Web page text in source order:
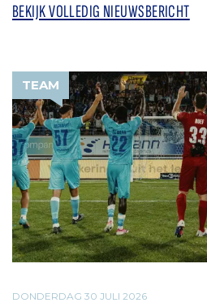
BEKIJK VOLLEDIG NIEUWSBERICHT
TEAM
DONDERDAG 30 JULI 2026